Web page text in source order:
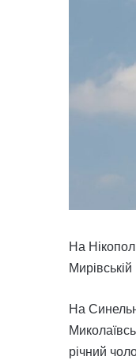
На
На
річний